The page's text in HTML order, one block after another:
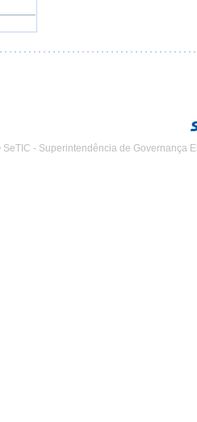
SeTIC - Superintendência de Governança